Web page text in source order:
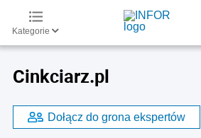
Kategorie
Cinkciarz.pl
Dołącz do grona ekspertów